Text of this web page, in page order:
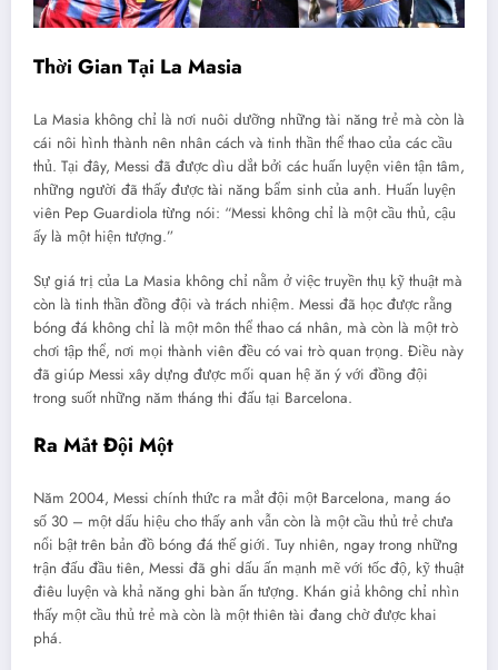
Thời Gian Tại La Masia
La Masia không chỉ là nơi nuôi dưỡng những tài năng trẻ mà còn là
cái nôi hình thành nên nhân cách và tinh thần thể thao của các cầu
thủ. Tại đây, Messi đã được dìu dắt bởi các huấn luyện viên tận tâm,
những người đã thấy được tài năng bẩm sinh của anh. Huấn luyện
viên Pep Guardiola từng nói: “Messi không chỉ là một cầu thủ, cậu
ấy là một hiện tượng.”
Sự giá trị của La Masia không chỉ nằm ở việc truyền thụ kỹ thuật mà
còn là tinh thần đồng đội và trách nhiệm. Messi đã học được rằng
bóng đá không chỉ là một môn thể thao cá nhân, mà còn là một trò
chơi tập thể, nơi mọi thành viên đều có vai trò quan trọng. Điều này
đã giúp Messi xây dựng được mối quan hệ ăn ý với đồng đội
trong suốt những năm tháng thi đấu tại Barcelona.
Ra Mắt Đội Một
Năm 2004, Messi chính thức ra mắt đội một Barcelona, mang áo
số 30 – một dấu hiệu cho thấy anh vẫn còn là một cầu thủ trẻ chưa
nổi bật trên bản đồ bóng đá thế giới. Tuy nhiên, ngay trong những
trận đấu đầu tiên, Messi đã ghi dấu ấn mạnh mẽ với tốc độ, kỹ thuật
điêu luyện và khả năng ghi bàn ấn tượng. Khán giả không chỉ nhìn
thấy một cầu thủ trẻ mà còn là một thiên tài đang chờ được khai
phá.